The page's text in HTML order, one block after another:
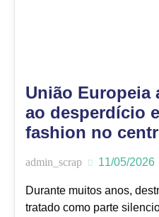
União Europeia
ao desperdício
fashion no
admin_scrap 11/05/2026
Durante muitos anos,
tratado como parte